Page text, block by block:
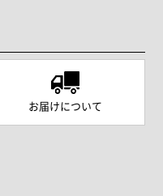
お届けについて